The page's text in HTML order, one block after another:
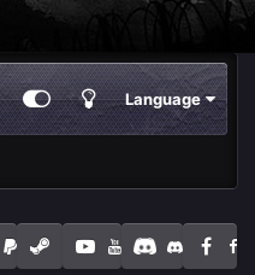
Language